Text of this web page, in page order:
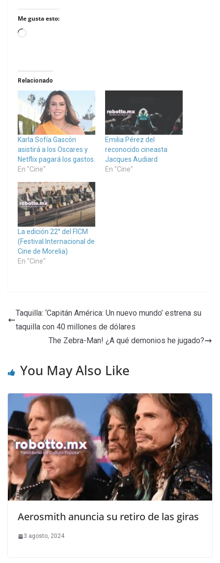
Me gusta esto:
Loading…
Relacionado
Karla Sofía Gascón
asistirá a los Oscares y
Netflix pagará los gastos.
En "Cine"
Emilia Pérez del
reconocido cineasta
Jacques Audiard
En "Cine"
La edición 22° del FICM
(Festival Internacional de
Cine de Morelia)
En "Cine"
Taquilla: ‘Capitán América: Un nuevo mundo’ estrena su
taquilla con 40 millones de dólares
The Zebra-Man! ¿A qué demonios he jugado?
You May Also Like
Aerosmith anuncia su retiro de las giras
3 agosto, 2024